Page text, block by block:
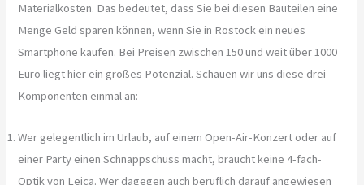
Materialkosten. Das bedeutet, dass Sie bei diesen Bauteilen eine
Menge Geld sparen können, wenn Sie in Rostock ein neues
Smartphone kaufen. Bei Preisen zwischen 150 und weit über 1000
Euro liegt hier ein großes Potenzial. Schauen wir uns diese drei
Komponenten einmal an:
Wer gelegentlich im Urlaub, auf einem Open-Air-Konzert oder auf
einer Party einen Schnappschuss macht, braucht keine 4-fach-
Optik von Leica. Wer dagegen auch beruflich darauf angewiesen